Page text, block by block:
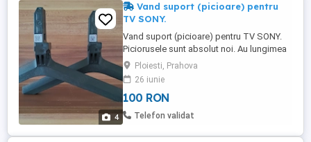
4
Vand suport (picioare) pentru
TV SONY.
Vand suport (picioare) pentru TV SONY.
Piciorusele sunt absolut noi. Au lungimea
de 26 cm si inaltimea de 14 cm. Sunt
confectionate dintr-un plastic dur, foarte
rezistent. Pret 100 lei.
Ploiesti, Prahova
26 iunie
100 RON
Telefon validat